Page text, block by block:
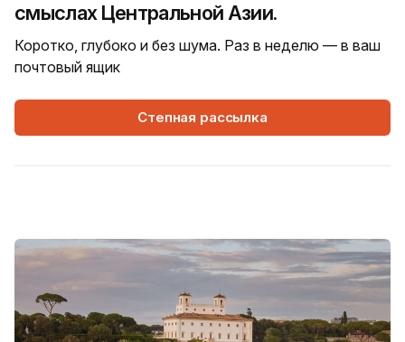
смыслах Центральной Азии.
Коротко, глубоко и без шума. Раз в неделю — в ваш
почтовый ящик
Степная рассылка